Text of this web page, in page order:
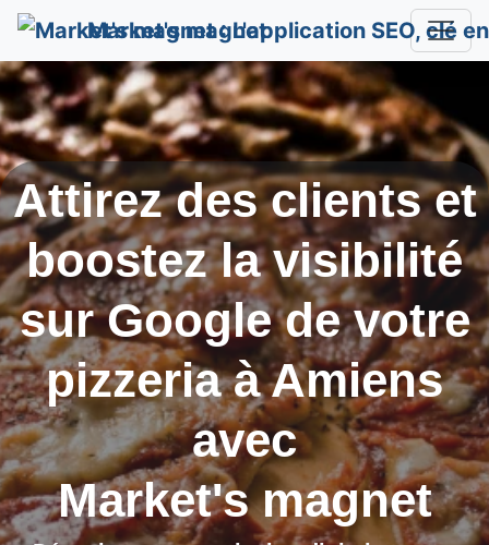
Market's magnet
Attirez des clients et
boostez la visibilité
sur Google de votre
pizzeria àAmiens
avec
Market's magnet